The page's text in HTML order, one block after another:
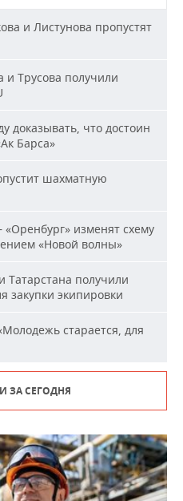
и Листунова пропустят
и Трусова получили
доказывать, что достоин
Барса»
шахматную
изменят схему
«Новой волны»
Татарстана получили
закупки экипировки
старается, для
ЗА СЕГОДНЯ